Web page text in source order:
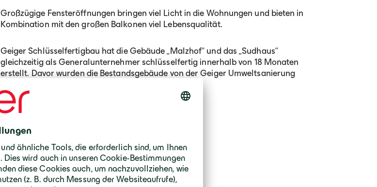
Großzügige Fensteröffnungen bringen viel Licht in die Wohnungen und bieten in
Kombination mit den großen Balkonen viel Lebensqualität.
Geiger Schlüsselfertigbau hat die Gebäude „Malzhof“ und das „Sudhaus“
gleichzeitig als Generalunternehmer schlüsselfertig innerhalb von 18 Monaten
erstellt. Davor wurden die Bestandsgebäude von der Geiger Umweltsanierung